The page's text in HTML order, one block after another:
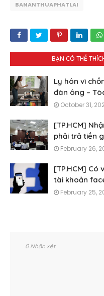
BANANTHUAPHATLAI
BẠN CÓ THỂ
Ly hôn vì
đàn ông –
October 31,
[TP.HCM]
phải trả tiền
February 26,
[TP.HCM] Có
tài khoản
February 25,
0 Nhận xét